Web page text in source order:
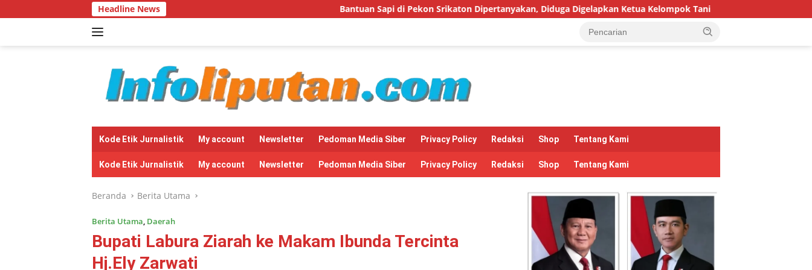
ke
Headline News Bantuan Sapi di Pekon Srikaton Dipertanyakan, Diduga Digelapkan Ketua Kelompok Tani Hari Hutan Indonesia 2026: Pulihkan
Kode Etik Jurnalistik My account Newsletter Pedoman Media Siber Privacy Policy Redaksi Shop Tentang Kami
Kode Etik Jurnalistik My account Newsletter Pedoman Media Siber Privacy Policy Redaksi Shop Tentang Kami
Beranda Berita Utama
Berita Utama, Daerah
Bupati Labura Ziarah ke Makam Ibunda Tercinta
Hj.Ely Zarwati